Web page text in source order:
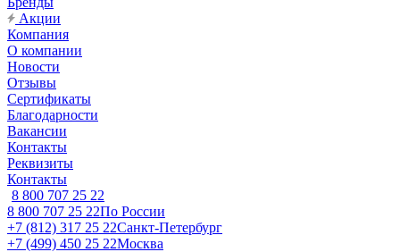
Акции
Компания
О компании
Новости
Отзывы
Сертификаты
Благодарности
Вакансии
Контакты
Реквизиты
Контакты
8 800 707 25 22
8 800 707 25 22По России
+7 (812) 317 25 22Санкт-Петербург
+7 (499) 450 25 22Москва